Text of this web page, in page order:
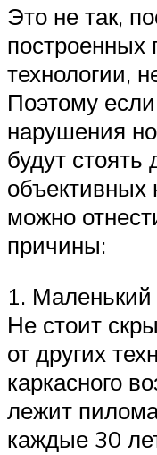
Это не так,
построенных
технологии,
Поэтому
нарушения
будут стоять
объективных
можно
причины:
1. Маленький
Не стоит
от других
каркасного
лежит
каждые 30